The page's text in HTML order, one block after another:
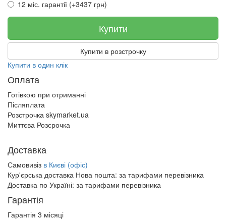
12 міс. гарантії (+3437 грн)
Купити
Купити в розстрочку
Купити в один клік
Оплата
Готівкою при отриманні
Післяплата
Розстрочка skymarket.ua
Миттєва Розсрочка
Доставка
Самовивіз в Києві (офіс)
Кур'єрська доставка Нова пошта: за тарифами перевізника
Доставка по Україні: за тарифами перевізника
Гарантія
Гарантія 3 місяці